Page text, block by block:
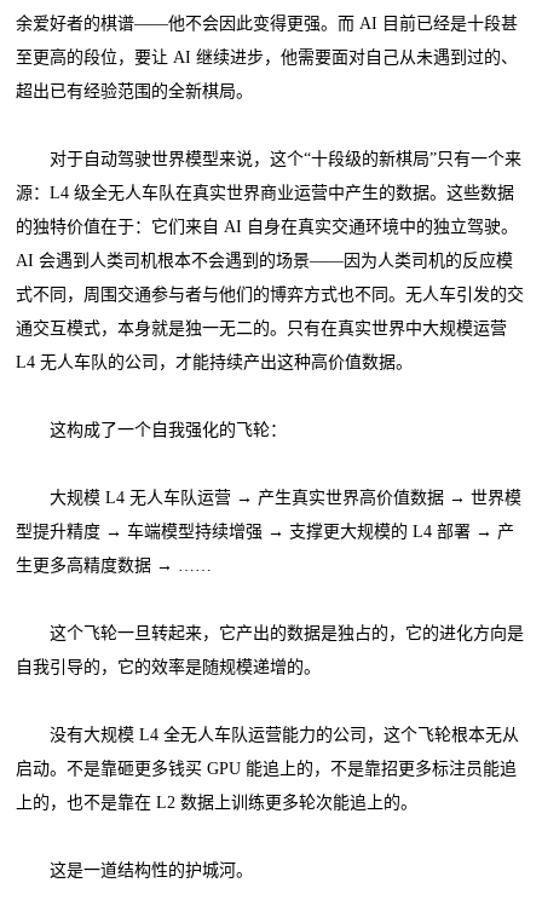
余爱好者的棋谱——他不会因此变得更强。而 AI 目前已经是十段甚
至更高的段位，要让 AI 继续进步，他需要面对自己从未遇到过的、
超出已有经验范围的全新棋局。
对于自动驾驶世界模型来说，这个“十段级的新棋局”只有一个来
源：L4 级全无人车队在真实世界商业运营中产生的数据。这些数据
的独特价值在于：它们来自 AI 自身在真实交通环境中的独立驾驶。
AI 会遇到人类司机根本不会遇到的场景——因为人类司机的反应模
式不同，周围交通参与者与他们的博弈方式也不同。无人车引发的交
通交互模式，本身就是独一无二的。只有在真实世界中大规模运营
L4 无人车队的公司，才能持续产出这种高价值数据。
这构成了一个自我强化的飞轮：
大规模 L4 无人车队运营 → 产生真实世界高价值数据 → 世界模
型提升精度 → 车端模型持续增强 → 支撑更大规模的 L4 部署 → 产
生更多高精度数据 → ……
这个飞轮一旦转起来，它产出的数据是独占的，它的进化方向是
自我引导的，它的效率是随规模递增的。
没有大规模 L4 全无人车队运营能力的公司，这个飞轮根本无从
启动。不是靠砸更多钱买 GPU 能追上的，不是靠招更多标注员能追
上的，也不是靠在 L2 数据上训练更多轮次能追上的。
这是一道结构性的护城河。